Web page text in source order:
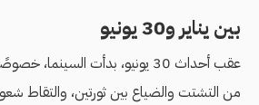
بين يناير و30 يونيو
عقب أحداث 30 يونيو، بدأت
من التشتت والضياع بين ثورتين، والتقاط